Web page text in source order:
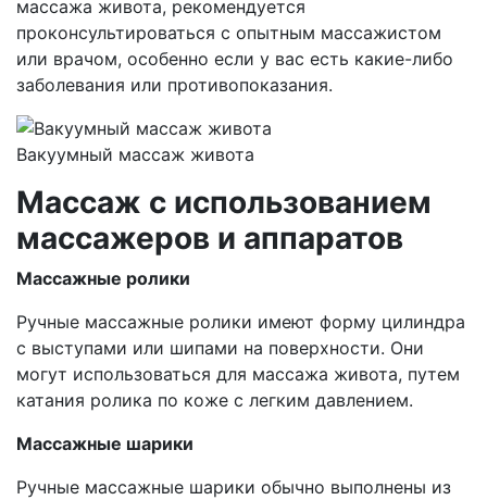
массажа живота, рекомендуется
проконсультироваться с опытным массажистом
или врачом, особенно если у вас есть какие-либо
заболевания или противопоказания.
Вакуумный массаж живота
Массаж с использованием
массажеров и аппаратов
Массажные ролики
Ручные массажные ролики имеют форму цилиндра
с выступами или шипами на поверхности. Они
могут использоваться для массажа живота, путем
катания ролика по коже с легким давлением.
Массажные шарики
Ручные массажные шарики обычно выполнены из